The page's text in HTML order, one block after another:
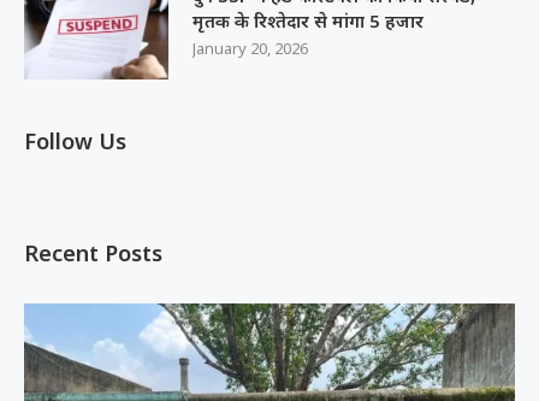
मृतक के रिश्तेदार से मांगा 5 हजार
January 20, 2026
Follow Us
Recent Posts